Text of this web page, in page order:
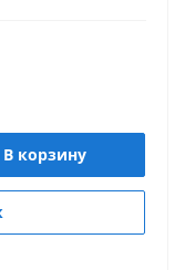
В корзину